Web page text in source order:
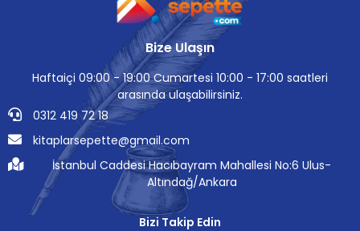
Bize Ulaşın
Haftaiçi 09:00 - 19:00 Cumartesi 10:00 - 17:00 saatleri
arasında ulaşabilirsiniz.
0312 419 72 18
kitaplarsepette@gmail.com
İstanbul Caddesi Hacıbayram Mahallesi No:6 Ulus-
Altındağ/Ankara
Bizi Takip Edin